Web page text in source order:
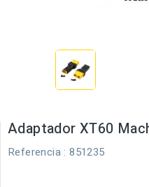
Adaptador XT60
Referencia : 851235